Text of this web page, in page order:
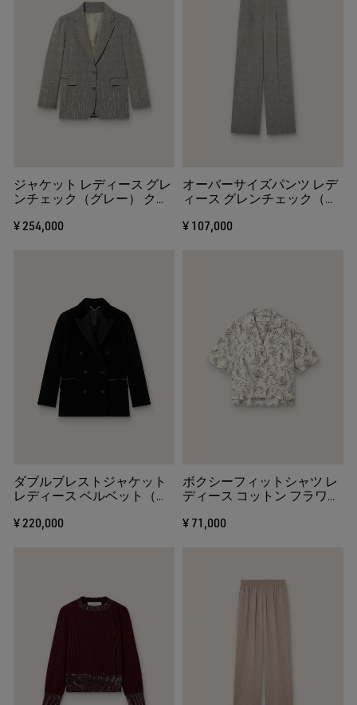
ジャケット レディース グレ
ンチェック（グレー） クリ
¥ 254,000
オーバーサイズパンツ レデ
ィース グレンチェック（グ
¥ 107,000
ダブルブレストジャケット
レディース ベルベット（ブ
¥ 220,000
ボクシーフィットシャツ レ
ディース コットン フラワー
ック）
¥ 71,000